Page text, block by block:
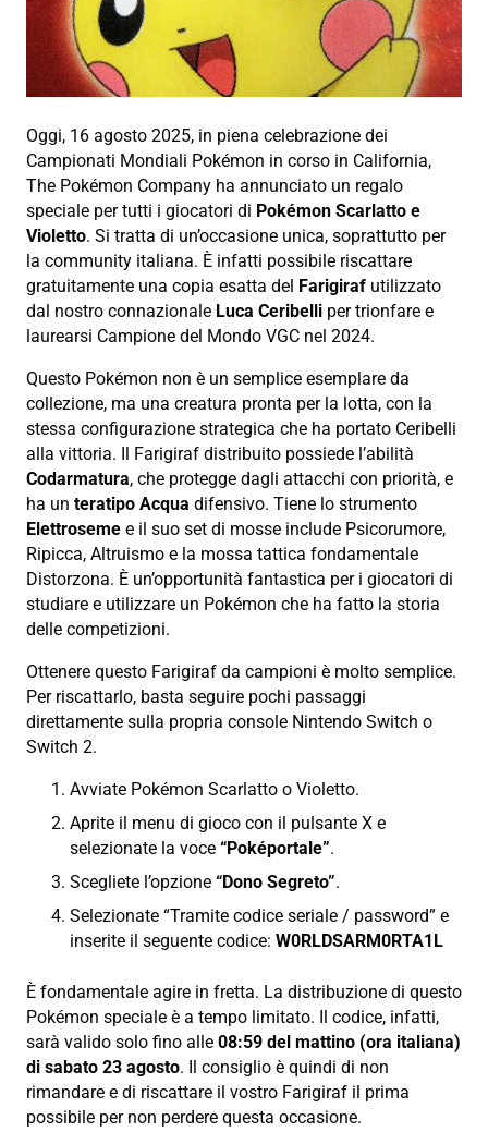
Oggi, 16 agosto 2025, in piena celebrazione dei
Campionati Mondiali Pokémon in corso in California,
The Pokémon Company ha annunciato un regalo
speciale per tutti i giocatori di Pokémon Scarlatto e
Violetto. Si tratta di un’occasione unica, soprattutto per
la community italiana. È infatti possibile riscattare
gratuitamente una copia esatta del Farigiraf utilizzato
dal nostro connazionale Luca Ceribelli per trionfare e
laurearsi Campione del Mondo VGC nel 2024.
Questo Pokémon non è un semplice esemplare da
collezione, ma una creatura pronta per la lotta, con la
stessa configurazione strategica che ha portato Ceribelli
alla vittoria. Il Farigiraf distribuito possiede l’abilità
Codarmatura, che protegge dagli attacchi con priorità, e
ha un teratipo Acqua difensivo. Tiene lo strumento
Elettroseme e il suo set di mosse include Psicorumore,
Ripicca, Altruismo e la mossa tattica fondamentale
Distorzona. È un’opportunità fantastica per i giocatori di
studiare e utilizzare un Pokémon che ha fatto la storia
delle competizioni.
Ottenere questo Farigiraf da campioni è molto semplice.
Per riscattarlo, basta seguire pochi passaggi
direttamente sulla propria console Nintendo Switch o
Switch 2.
Avviate Pokémon Scarlatto o Violetto.
Aprite il menu di gioco con il pulsante X e
selezionate la voce “Poképortale”.
Scegliete l’opzione “Dono Segreto”.
Selezionate “Tramite codice seriale / password” e
inserite il seguente codice: W0RLDSARM0RTA1L
È fondamentale agire in fretta. La distribuzione di questo
Pokémon speciale è a tempo limitato. Il codice, infatti,
sarà valido solo fino alle 08:59 del mattino (ora italiana)
di sabato 23 agosto. Il consiglio è quindi di non
rimandare e di riscattare il vostro Farigiraf il prima
possibile per non perdere questa occasione.